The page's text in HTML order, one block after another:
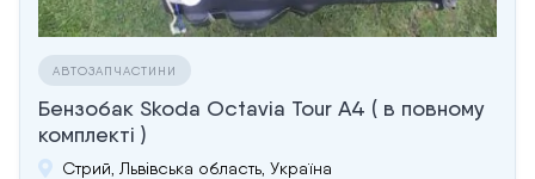
АВТОЗАПЧАСТИНИ
Бензобак Skoda Octaviа Tour А4 ( в повному
комплекті )
Стрий, Львівська область, Україна